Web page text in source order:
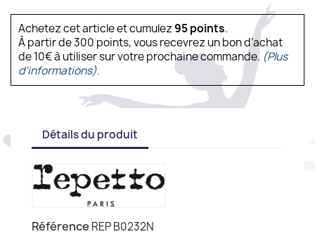
Achetez cet article et cumulez 95points.
À partir de 300 points, vous recevrez un bon d’achat
de 10€ à utiliser sur votre prochaine commande. (Plus
d'informations).
Détails du produit
Référence REP B0232N